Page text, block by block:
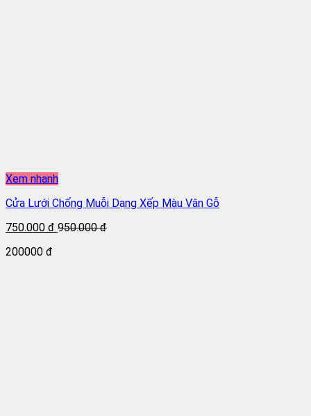
Xem nhanh
Cửa Lưới Chống Muỗi Dạng Xếp Màu Vân Gỗ
750.000 đ 950.000 đ
200000 đ